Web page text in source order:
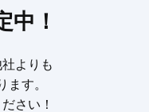
中！
よりも
ます。
さい！